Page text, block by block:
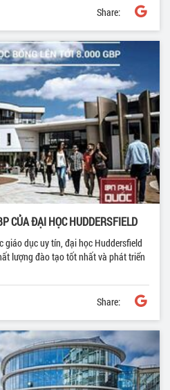
Share:
CỦA ĐẠI HỌC HUDDERSFIELD
giáo dục uy tín, đại học Huddersfield
lượng đào tạo tốt nhất và phát triển
Share: